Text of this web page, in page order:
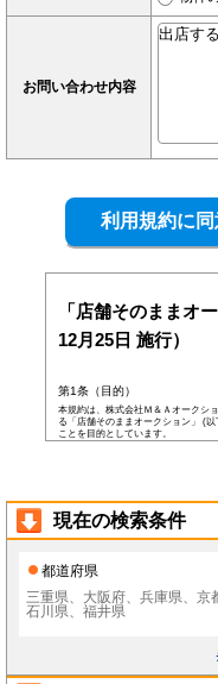
お問い合わせ内容
「店舗そのままオ
12月25日 施行）
第1条（目的）
本規約は、株式会社Ｍ＆Ａオークシ
る「店舗そのままオークション」 (
ことを目的としています。
以下の各号の条件を全て満た
本規約に同意した者
当社所定の登録情報を当社
前項にかかわらず、以下の各号
とし、会員登録が否認されるこ
なお、既に会員として登録さ
通告なく、当社の判断により
を取り消すことができるものと
当社へ虚偽の事項を報告
現在の検索条件
都道府県
三重県、大阪府、兵庫県、京
石川県、福井県